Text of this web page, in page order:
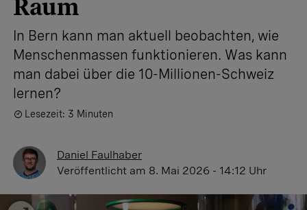
Raum
In Bern kann man aktuell beobachten, wie
Menschenmassen funktionieren. Was kann
man dabei über die 10-Millionen-Schweiz
lernen?
Lesezeit: 3 Minuten
Daniel Faulhaber
Veröffentlicht am 8. Mai 2026 - 14:12 Uhr